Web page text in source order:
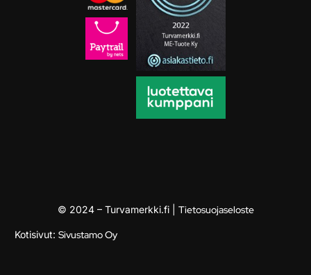
© 2024 – Turvamerkki.fi | Tietosuojaseloste
Kotisivut: Sivustamo Oy